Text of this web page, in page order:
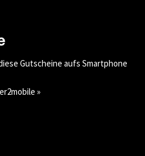
Gutscheine aufs Smartphone
»